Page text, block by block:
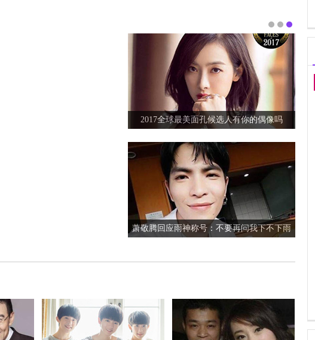
胡歌薛佳凝美国约会再续前缘？
杨洋新歌就像是IDOL下载试听mv及歌词
张碧晨对狗仔爆粗口是真是假